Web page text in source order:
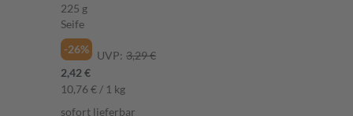
225 g
Seife
-26%
UVP: 3,29 €
2,42 €
10,76 € / 1 kg
sofort lieferbar